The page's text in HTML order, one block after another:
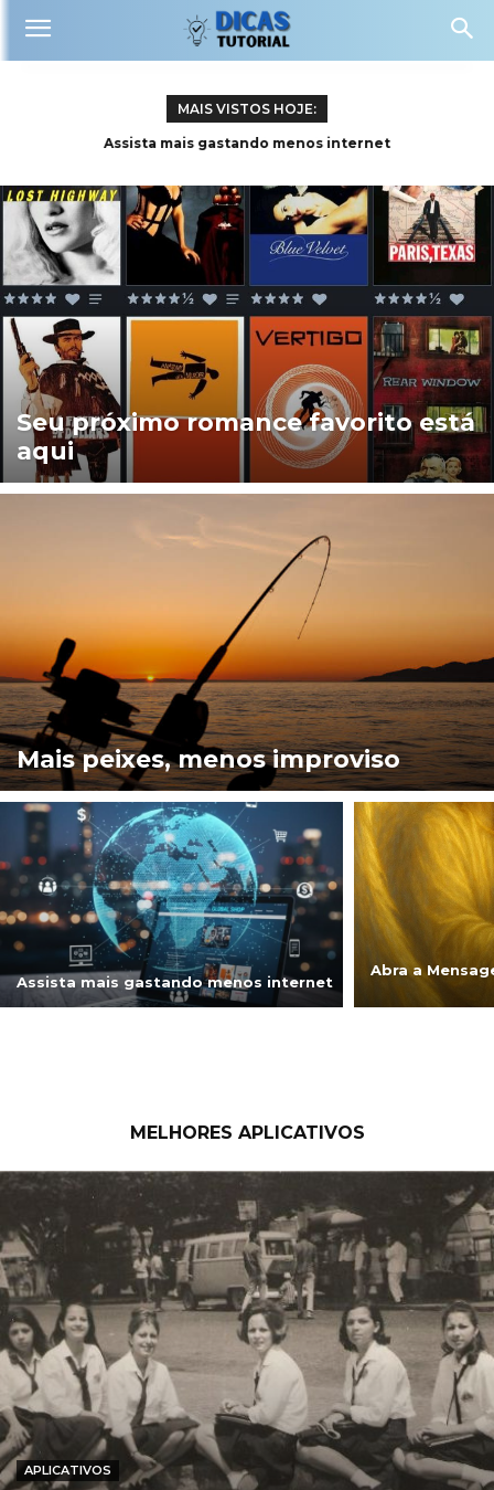
MAIS VISTOS HOJE:
Assista mais gastando menos internet
Seu próximo romance favorito está
aqui
Mais peixes, menos improviso
Assista mais gastando menos internet
Abra a
MELHORES APLICATIVOS
APLICATIVOS